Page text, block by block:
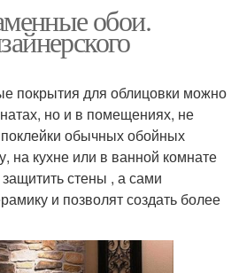
обои.
покрытия для облицовки можно
но и в помещениях, не
обычных обойных
на кухне или в ванной комнате
стены , а сами
и позволят создать более